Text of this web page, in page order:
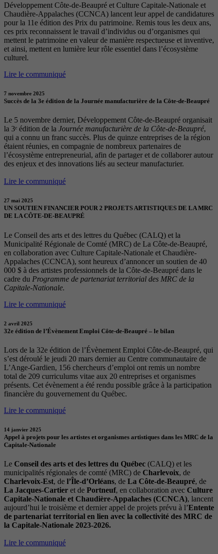
Développement Côte-de-Beaupré et Culture Capitale-Nationale et
Chaudière-Appalaches (CCNCA) lancent leur appel de candidatures
pour la 11e édition des Prix du patrimoine. Remis tous les deux ans,
ces prix reconnaissent le travail d’individus ou d’organismes qui
mettent le patrimoine en valeur de manière respectueuse et inventive,
et ainsi, mettent en lumière leur rôle essentiel dans l’écosystème
culturel.
Lire le communiqué
7 novembre 2025
Succès de la 3e édition de la Journée manufacturière de la Côte-de-Beaupré
Le 5 novembre dernier, Développement Côte-de-Beaupré organisait
la 3ᵉ édition de la Journée manufacturière de la Côte-de-Beaupré,
qui a connu un franc succès. Plus de quinze entreprises de la région
étaient réunies, en compagnie de nombreux partenaires de
l’écosystème entrepreneurial, afin de partager et de collaborer autour
des enjeux et des innovations liés au secteur manufacturier.
Lire le communiqué
27 mai 2025
UN SOUTIEN FINANCIER POUR 2 PROJETS ARTISTIQUES DE LA MRC
DE LA CÔTE-DE-BEAUPRÉ
Le Conseil des arts et des lettres du Québec (CALQ) et la
Municipalité Régionale de Comté (MRC) de La Côte-de-Beaupré,
en collaboration avec Culture Capitale-Nationale et Chaudière-
Appalaches (CCNCA), sont heureux d’annoncer un soutien de 40
000 $ à des artistes professionnels de la Côte-de-Beaupré dans le
cadre du Programme de partenariat territorial des MRC de la
Capitale-Nationale.
Lire le communiqué
2 avril 2025
32e édition de l’Évènement Emploi Côte-de-Beaupré – le bilan
Lors de la 32e édition de l’Évènement Emploi Côte-de-Beaupré, qui
s’est déroulé le jeudi 20 mars dernier au Centre communautaire de
L’Ange-Gardien, 156 chercheurs d’emploi ont remis un nombre
total de 209 curriculums vitae aux 20 entreprises et organismes
présents. Cet évènement a été rendu possible grâce à la participation
financière du gouvernement du Québec.
Lire le communiqué
14 janvier 2025
Appel à projets pour les artistes et organismes artistiques dans les MRC de la
Capitale-Nationale
Le Conseil des arts et des lettres du Québec (CALQ) et les
municipalités régionales de comté (MRC) de Charlevoix, de
Charlevoix-Est, de l’Île-d’Orléans, de La Côte-de-Beaupré, de
La Jacques-Cartier et de Portneuf, en collaboration avec Culture
Capitale-Nationale et Chaudière-Appalaches (CCNCA), lancent
aujourd’hui le troisième et dernier appel de projets prévu à l’Entente
de partenariat territorial en lien avec la collectivité des MRC de
la Capitale-Nationale 2023-2026.
Lire le communiqué